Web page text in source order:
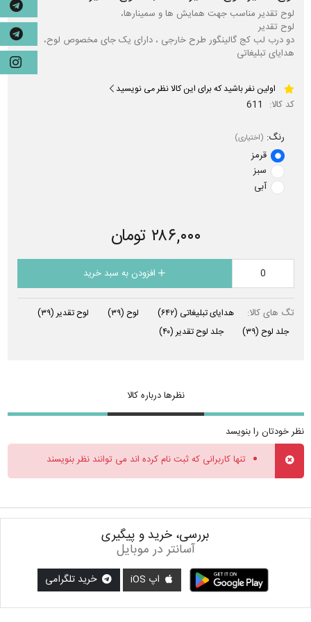
دو درب لب کج گالینگور طرح خارجی ، دارای یک جای مخصوص لوح،
هدایای تبلیغاتی
اولین نفر باشید که برای این کالا نظر می نویسید
کد کالا: 611
رنگ: (اختیاری)
قرمز
سبز
آبی
۲۸۶,۰۰۰ تومان
افزودن به سبد خرید
تگ های کالا: هدایای تبلیغاتی (۶۴۲) لوح (۳۹) لوح تقدیر (۳۹)
جلد لوح (۳۹) جلد لوح تقدیر (۴۰)
نظرها درباره کالا
نظر خودتان را بنویسد
تنها کاربرانی که ثبت نام کرده اند می توانند نظر بنویسند
بررسی، خرید و پیگیری
آسانتر در موبایل
اپ iOS خرید تلگرامی